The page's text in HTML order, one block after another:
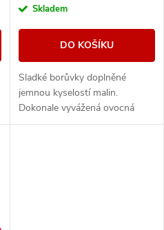
Skladem
DO KOŠÍKU
Sladké borůvky doplněné
jemnou kyselostí malin.
Dokonale vyvážená ovocná
směs, která kombinuje sladké i